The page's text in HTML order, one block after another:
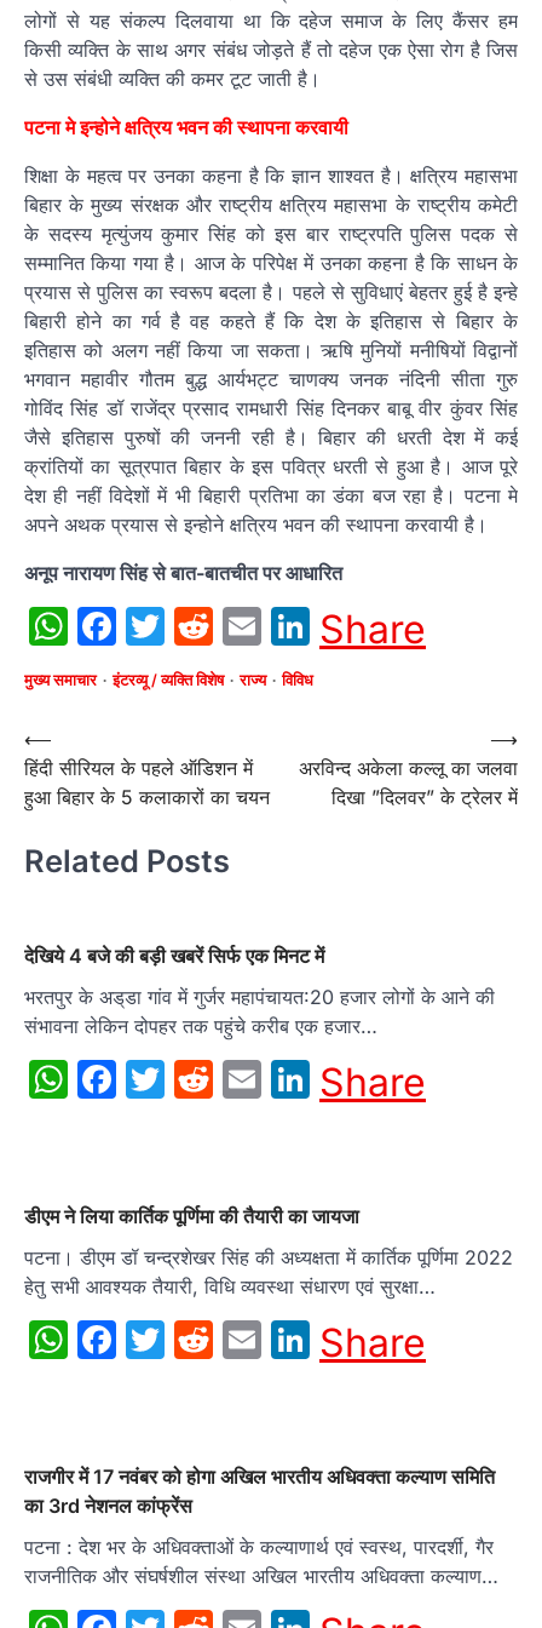
लोगों से यह संकल्प दिलवाया था कि दहेज समाज के लिए कैंसर हम
किसी व्यक्ति के साथ अगर संबंध जोड़ते हैं तो दहेज एक ऐसा रोग है जिस
से उस संबंधी व्यक्ति की कमर टूट जाती है।
पटना मे इन्होने क्षत्रिय भवन की स्थापना करवायी
शिक्षा के महत्व पर उनका कहना है कि ज्ञान शाश्वत है। क्षत्रिय महासभा
बिहार के मुख्य संरक्षक और राष्ट्रीय क्षत्रिय महासभा के राष्ट्रीय कमेटी
के सदस्य मृत्युंजय कुमार सिंह को इस बार राष्ट्रपति पुलिस पदक से
सम्मानित किया गया है। आज के परिपेक्ष में उनका कहना है कि साधन के
प्रयास से पुलिस का स्वरूप बदला है। पहले से सुविधाएं बेहतर हुई है इन्हे
बिहारी होने का गर्व है वह कहते हैं कि देश के इतिहास से बिहार के
इतिहास को अलग नहीं किया जा सकता। ऋषि मुनियों मनीषियों विद्वानों
भगवान महावीर गौतम बुद्ध आर्यभट्ट चाणक्य जनक नंदिनी सीता गुरु
गोविंद सिंह डॉ राजेंद्र प्रसाद रामधारी सिंह दिनकर बाबू वीर कुंवर सिंह
जैसे इतिहास पुरुषों की जननी रही है। बिहार की धरती देश में कई
क्रांतियों का सूत्रपात बिहार के इस पवित्र धरती से हुआ है। आज पूरे
देश ही नहीं विदेशों में भी बिहारी प्रतिभा का डंका बज रहा है। पटना मे
अपने अथक प्रयास से इन्होने क्षत्रिय भवन की स्थापना करवायी है।
अनूप नारायण सिंह से बात-बातचीत पर आधारित
WhatsApp
Facebook
Twitter
Reddit
EmailLinkedIn
Share
मुख्य समाचार इंटरव्यू / व्यक्ति विशेष राज्य विविध
Post
navigation
⟵
हिंदी सीरियल के पहले ऑडिशन में
हुआ बिहार के 5 कलाकारों का चयन
अरविन्द अकेला कल्लू का जलवा
दिखा ”दिलवर” के ट्रेलर में
⟶
Related Posts
देखिये 4 बजे की बड़ी खबरें सिर्फ एक मिनट में
भरतपुर के अड्‌डा गांव में गुर्जर महापंचायत:20 हजार लोगों के आने की
संभावना लेकिन दोपहर तक पहुंचे करीब एक हजार…
WhatsApp
Facebook
Twitter
Reddit
EmailLinkedIn
Share
डीएम ने लिया कार्तिक पूर्णिमा की तैयारी का जायजा
पटना। डीएम डॉ चन्द्रशेखर सिंह की अध्यक्षता में कार्तिक पूर्णिमा 2022
हेतु सभी आवश्यक तैयारी, विधि व्यवस्था संधारण एवं सुरक्षा…
WhatsApp
Facebook
Twitter
Reddit
EmailLinkedIn
Share
राजगीर में 17 नवंबर को होगा अखिल भारतीय अधिवक्ता कल्याण समिति
का 3rd नेशनल कांफ्रेंस
पटना : देश भर के अधिवक्ताओं के कल्याणार्थ एवं स्वस्थ, पारदर्शी, गैर
राजनीतिक और संघर्षशील संस्था अखिल भारतीय अधिवक्ता कल्याण…